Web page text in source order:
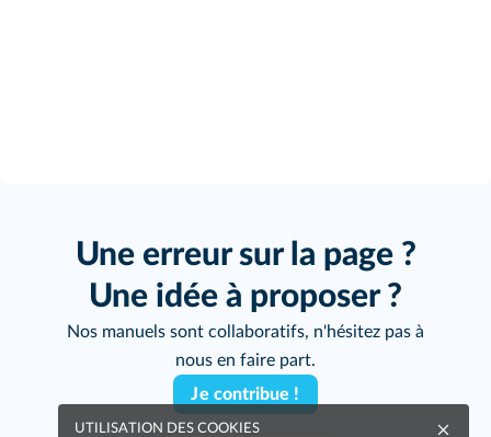
Une erreur sur la page ?
Une idée à proposer ?
Nos manuels sont collaboratifs, n'hésitez pas à
nous en faire part.
Je contribue !
UTILISATION DES COOKIES